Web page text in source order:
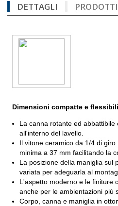
DETTAGLI
Dimensioni compatte e
La canna rotante ed
all'interno del lavello.
Il vitone ceramico da 1/4 di
minima a 37 mm facilitando la
La posizione della maniglia sul
variata per adeguarla al
L'aspetto moderno e le finiture
anche per le ambientazioni più
Corpo, canna e maniglia in